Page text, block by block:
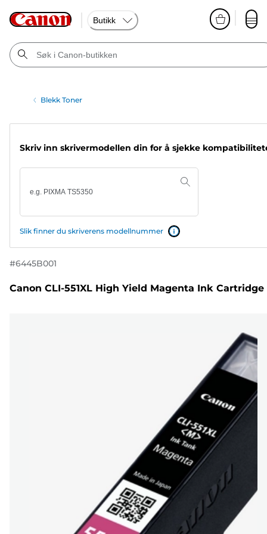
Butikk
Blekk Toner
Skriv inn skrivermodellen din for å sjekke
Slik finner du skriverens modellnummer
#6445B001
Canon CLI-551XL High Yield Magenta Ink Cartridge